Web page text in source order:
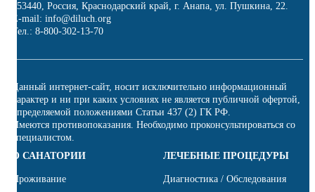
353440, Россия, Краснодарский край, г. Анапа, ул. Пушкина, 22.
E-mail: info@diluch.org
Тел.: 8-800-302-13-70
Данный интернет-сайт, носит исключительно информационный
характер и ни при каких условиях не является публичной офертой,
определяемой положениями Статьи 437 (2) ГК РФ.
Имеются противопоказания. Необходимо проконсультироваться со
специалистом.
О САНАТОРИИ
Проживание
ЛЕЧЕБНЫЕ ПРОЦЕДУРЫ
Диагностика / Обследования